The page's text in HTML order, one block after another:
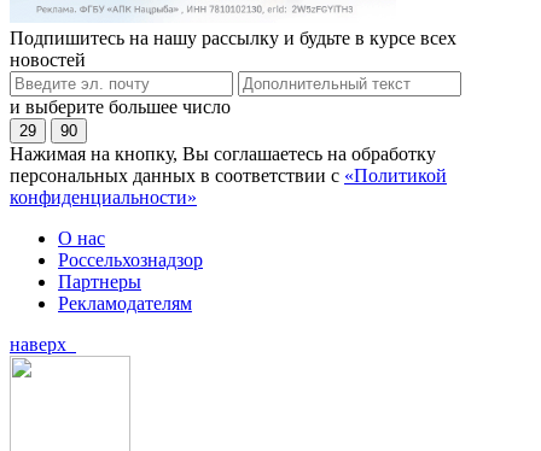
Подпишитесь на нашу рассылку и будьте в курсе всех
новостей
и выберите большее число
29 90
Нажимая на кнопку, Вы соглашаетесь на обработку
персональных данных в соответствии с «Политикой
конфиденциальности»
О нас
Россельхознадзор
Партнеры
Рекламодателям
наверх